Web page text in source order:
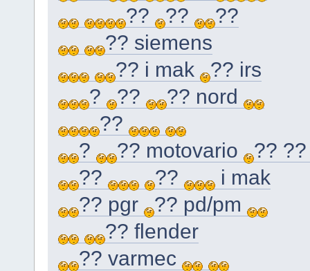
??
??
??
?? siemens
?? i mak
?? irs
?
??
?? nord
??
?
?? motovario
??
??
??
i mak
?? pgr
?? pd/pm
?? flender
?? varmec